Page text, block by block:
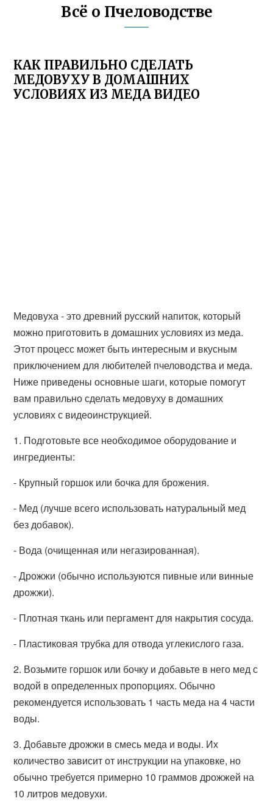
Всё о Пчеловодстве
КАК ПРАВИЛЬНО СДЕЛАТЬ
МЕДОВУХУ В ДОМАШНИХ
УСЛОВИЯХ ИЗ МЕДА ВИДЕО
Медовуха - это древний русский напиток, который
можно приготовить в домашних условиях из меда.
Этот процесс может быть интересным и вкусным
приключением для любителей пчеловодства и меда.
Ниже приведены основные шаги, которые помогут
вам правильно сделать медовуху в домашних
условиях с видеоинструкцией.
1. Подготовьте все необходимое оборудование и
ингредиенты:
- Крупный горшок или бочка для брожения.
- Мед (лучше всего использовать натуральный мед
без добавок).
- Вода (очищенная или негазированная).
- Дрожжи (обычно используются пивные или винные
дрожжи).
- Плотная ткань или пергамент для накрытия сосуда.
- Пластиковая трубка для отвода углекислого газа.
2. Возьмите горшок или бочку и добавьте в него мед с
водой в определенных пропорциях. Обычно
рекомендуется использовать 1 часть меда на 4 части
воды.
3. Добавьте дрожжи в смесь меда и воды. Их
количество зависит от инструкции на упаковке, но
обычно требуется примерно 10 граммов дрожжей на
10 литров медовухи.